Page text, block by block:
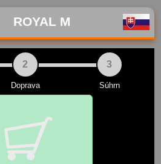
ROYAL M
2
Doprava
3
Súhrn